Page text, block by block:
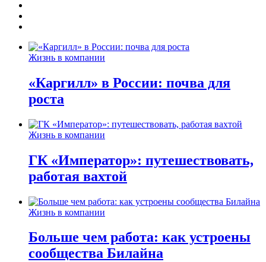
Жизнь в компании
«Каргилл» в России: почва для
роста
Жизнь в компании
ГК «Император»: путешествовать,
работая вахтой
Жизнь в компании
Больше чем работа: как устроены
сообщества Билайна